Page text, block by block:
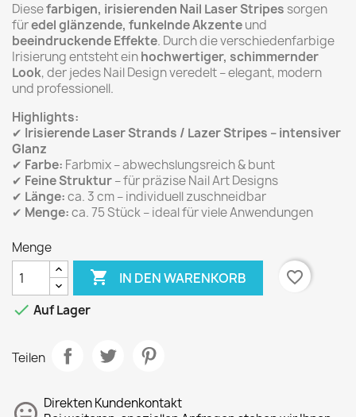
Diesefarbigen, irisierenden Nail Laser Stripes sorgen
füredel glänzende, funkelnde Akzenteund
beeindruckende Effekte. Durch die verschiedenfarbige
Irisierung entsteht einhochwertiger, schimmernder
Look, der jedes Nail Design veredelt – elegant, modern
und professionell.
Highlights:
✔ Irisierende Laser Strands / Lazer Stripes – intensiver
Glanz
✔ Farbe: Farbmix – abwechslungsreich & bunt
✔ Feine Struktur– für präzise Nail Art Designs
✔ Länge:ca. 3 cm – individuell zuschneidbar
✔ Menge:ca. 75 Stück – ideal für viele Anwendungen
Menge
 IN DEN WARENKORB
favorite_border
 Auf Lager
Teilen
Direkten Kundenkontakt